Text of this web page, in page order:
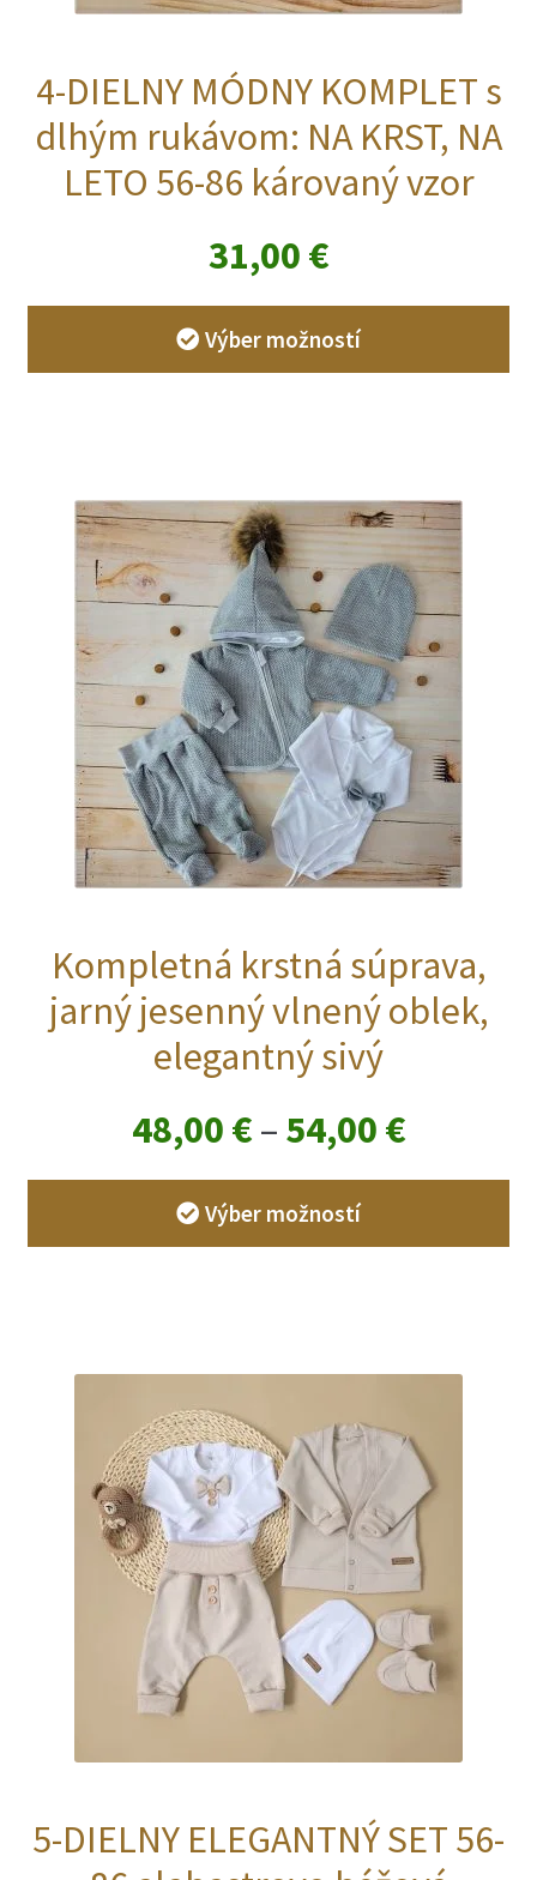
4-DIELNY MÓDNY KOMPLET s
dlhým rukávom: NA KRST, NA
LETO 56-86 károvaný vzor
31,00 €
Výber možností
Kompletná krstná súprava,
jarný jesenný vlnený oblek,
elegantný sivý
48,00 € – 54,00 €Price
range:
48,00 €
54,00 €
Výber možností
5-DIELNY ELEGANTNÝ SET 56-